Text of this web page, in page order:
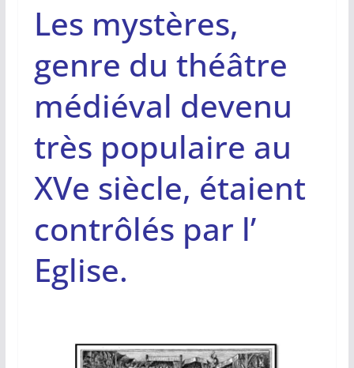
Les mystères,
genre du théâtre
médiéval devenu
très populaire au
XVe siècle, étaient
contrôlés par l’
Eglise.